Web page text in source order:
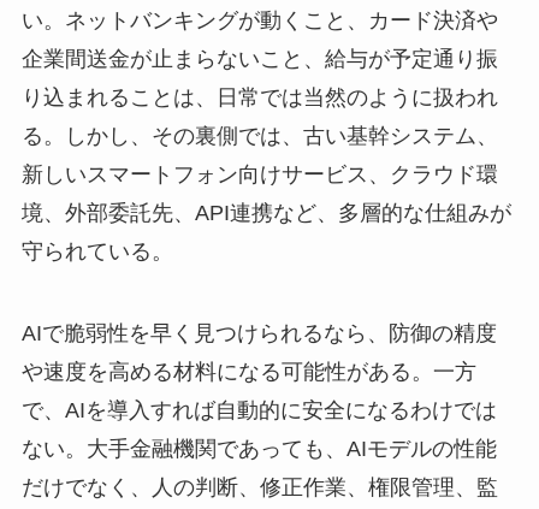
い。ネットバンキングが動くこと、カード決済や
企業間送金が止まらないこと、給与が予定通り振
り込まれることは、日常では当然のように扱われ
る。しかし、その裏側では、古い基幹システム、
新しいスマートフォン向けサービス、クラウド環
境、外部委託先、API連携など、多層的な仕組みが
守られている。
AIで脆弱性を早く見つけられるなら、防御の精度
や速度を高める材料になる可能性がある。一方
で、AIを導入すれば自動的に安全になるわけでは
ない。大手金融機関であっても、AIモデルの性能
だけでなく、人の判断、修正作業、権限管理、監